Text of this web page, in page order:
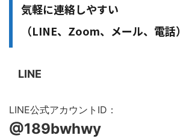
気軽に連絡しやすい
（LINE、Zoom、メール、電話）
LINE
LINE公式アカウントID：
@189bwhwy